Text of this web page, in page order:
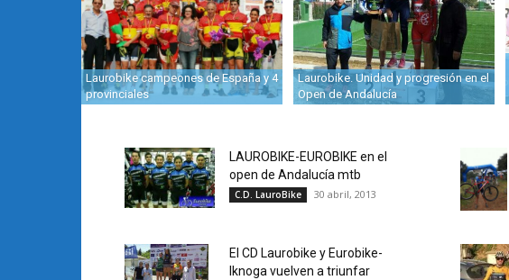
Laurobike campeones de España y 4
provinciales
Laurobike. Unidad y progresión en el
Open de Andalucía
LAUROBIKE-EUROBIKE en el
open de Andalucía mtb
C.D. LauroBike 30 abril, 2013
El CD Laurobike y Eurobike-
Iknoga vuelven a triunfar